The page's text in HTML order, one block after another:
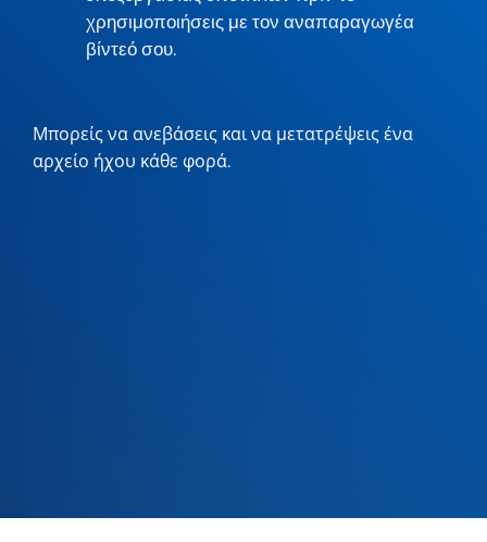
χρησιμοποιήσεις με τον αναπαραγωγέα
βίντεό σου.
Μπορείς να ανεβάσεις και να μετατρέψεις ένα
αρχείο ήχου κάθε φορά.